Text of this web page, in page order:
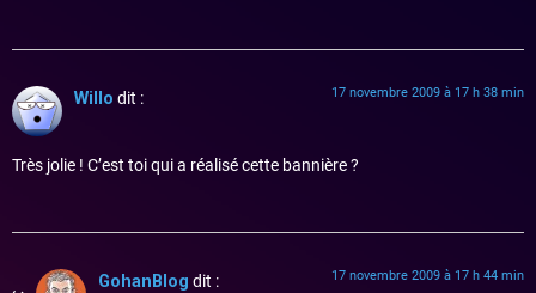
Willo dit : 17 novembre 2009 à 17 h 38 min
Très jolie ! C’est toi qui a réalisé cette bannière ?
GohanBlog dit : 17 novembre 2009 à 17 h 44 min